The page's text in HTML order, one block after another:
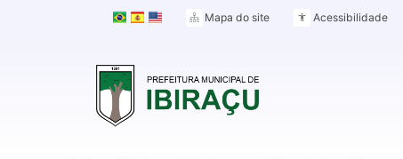
Mapa do site Acessibilidade